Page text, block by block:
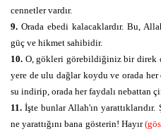
cennetler vardır.
9. Orada ebedi kalacaklardır. Bu,
güç ve hikmet sahibidir.
10. O, gökleri görebildiğiniz bir direk
yere de ulu dağlar koydu ve orada
su indirip, orada her faydalı nebattan
11.İşte bunlar Allah'ın yarattıklarıdır.
ne yarattığını bana gösterin! Hayır